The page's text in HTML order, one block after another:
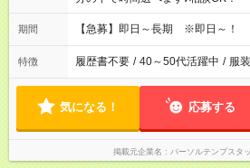
期間 【急募】即日～長期 ※即日～！
特徴 履歴書不要 / 40～50代活躍中 / 服
気になる！ 応募する
掲載元企業名 パーソルテンプスタ